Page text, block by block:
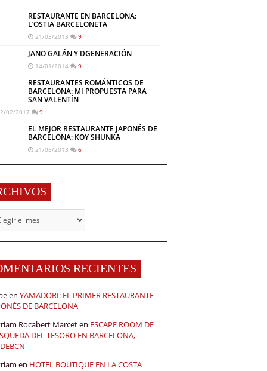
RESTAURANTE EN BARCELONA:
L’OSTIA BARCELONETA
21/03/2013 9
JANO GALÁN Y DGENERACIÓN
14/01/2014 9
RESTAURANTES ROMÁNTICOS DE
BARCELONA: MI PROPUESTA PARA
SAN VALENTÍN
02/2017 9
EL MEJOR RESTAURANTE JAPONÉS DE
BARCELONA: KOY SHUNKA
21/05/2013 6
RECIENTES
en YAMADORI: EL PRIMER RESTAURANTE
DE BARCELONA
Rocabert Marceten ESCAPE ROOM DE
DEL TESORO EN BARCELONA,
en HOTEL BOUTIQUE EN LA COSTA